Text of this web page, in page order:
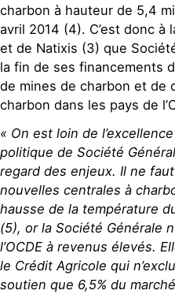
charbon à hauteur de 5,4
avril 2014 (4). C’est donc
et de Natixis (3) que
la fin de ses financements
de mines de charbon et de
charbon dans les pays de
« On est loin de
politique de Société
regard des enjeux. Il ne
nouvelles centrales à
hausse de la température
(5), or la Société Générale
l’OCDE à revenus élevés.
le Crédit Agricole qui
soutien que 6,5% du